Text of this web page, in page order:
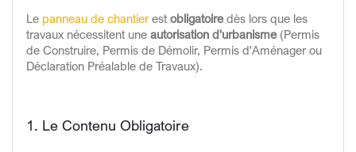
Le panneau de chantierest obligatoiredès lors que les
travaux nécessitent une autorisation d'urbanisme(Permis
de Construire, Permis de Démolir, Permis d'Aménager ou
Déclaration Préalable de Travaux).
1. Le Contenu Obligatoire